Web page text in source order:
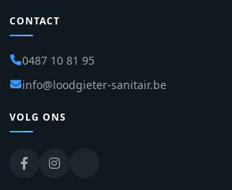
CONTACT
0487 10 81 95
info@loodgieter-sanitair.be
VOLG ONS